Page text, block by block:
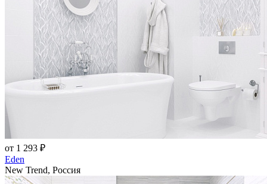
от 1 293 ₽
Eden
New Trend, Россия